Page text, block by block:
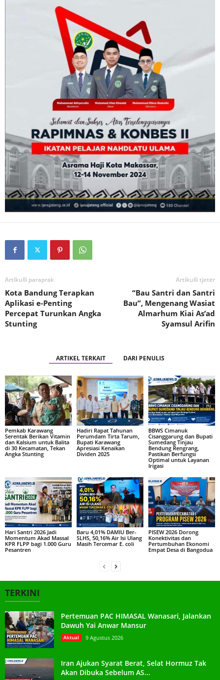
Artikulli paraprak
Kota Bandung Terapkan
Aplikasi e-Penting
Percepat Turunkan Angka
Stunting
Artikulli tjetër
“Bau Santri dan Santri
Bau”, Mengenang Wasiat
Almarhum Kiai As’ad
Syamsul Arifin
ARTIKEL TERKAIT DARI PENULIS
Pemkab Karawang
Serentak Berikan Vitamin
dan Kalsium untuk Balita
di 30 Kecamatan, Tekan
Angka Stunting
Hadiri Rapat Tahunan
Perumdam Tirta Tarum,
Bupati Karawang
Apresiasi Kenaikan
Dividen 2025
BBWS Cimanuk
Cisanggarung dan Bupati
Sumedang Tinjau
Bendung Rengrang,
Pastikan Berfungsi
Optimal untuk Layanan
Irigasi
Hari Santri 2026 Jadi
Momentum Akad Massal
KPR FLPP bagi 1.000 Guru
Pesantren
Baru 4,01% DAMIU Ber-
SLHS, 50,16% Air Isi Ulang
Masih Tercemar E. coli
PISEW 2026 Dorong
Konektivitas dan
Pertumbuhan Ekonomi
Empat Desa di Bangodua
TERKINI
Pertemuan PAC HIMASAL Wanasari, Jalankan
Dawuh Yai Anwar Mansur
Aktual 9 Agustus 2026
Iran Ajukan Syarat Berat, Selat Hormuz Tak
Akan Dibuka Sebelum AS...